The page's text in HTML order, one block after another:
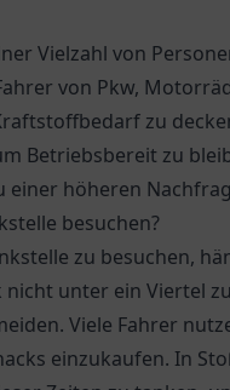
Vielzahl von
von Pkw,
zu
Betriebsbereit zu
einer höheren
besuchen?
zu besuchen,
unter ein Viertel
Viele Fahrer
einzukaufen. In